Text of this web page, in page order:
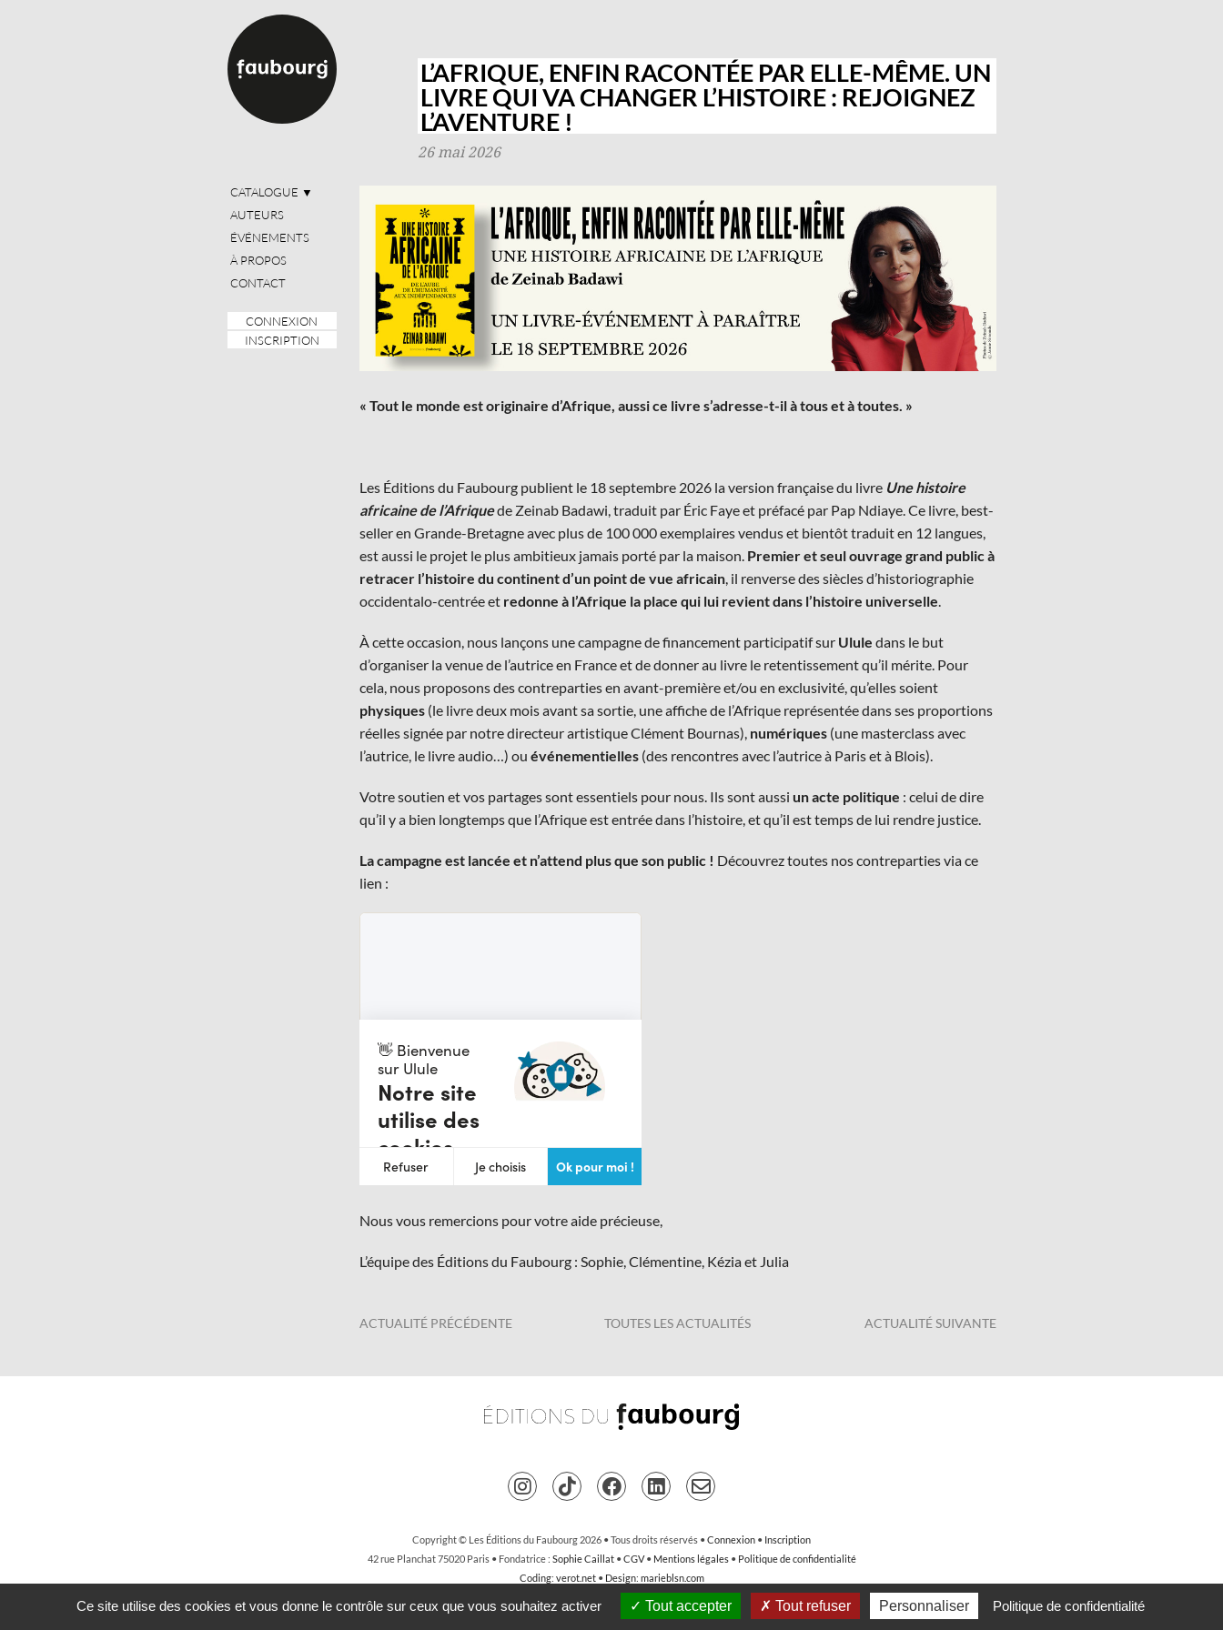
CATALOGUE ▼
AUTEURS
ÉVÉNEMENTS
À PROPOS
CONTACT
CONNEXION
INSCRIPTION
L’AFRIQUE, ENFIN RACONTÉE PAR ELLE-MÊME. UN
LIVRE QUI VA CHANGER L’HISTOIRE : REJOIGNEZ
L’AVENTURE !
26 mai 2026
« Tout le monde est originaire d’Afrique, aussi ce livre s’adresse-t-il à tous et à toutes. »
Les Éditions du Faubourg publient le 18 septembre 2026 la version française du livre Une histoire
africaine de l’Afriquede Zeinab Badawi, traduit par Éric Faye et préfacé par Pap Ndiaye. Ce livre, best-
seller en Grande-Bretagne avec plus de 100 000 exemplaires vendus et bientôt traduit en 12 langues,
est aussi le projet le plus ambitieux jamais porté par la maison.Premier et seul ouvrage grand public à
retracer l’histoire du continent d’un point de vue africain, il renverse des siècles d’historiographie
occidentalo-centrée et redonne à l’Afrique la place qui lui revient dans l’histoire universelle.
À cette occasion, nous lançons une campagne de financement participatif sur Ulule dans le but
d’organiser la venue de l’autrice en France et de donner au livre le retentissement qu’il mérite. Pour
cela, nous proposons des contreparties en avant-première et/ou en exclusivité, qu’elles soient
physiques (le livre deux mois avant sa sortie, une affiche de l’Afrique représentée dans ses proportions
réelles signée par notre directeur artistique Clément Bournas), numériques(une masterclass avec
l’autrice, le livre audio…) ou événementielles(des rencontres avec l’autrice à Paris et à Blois).
Votre soutien et vos partages sont essentiels pour nous. Ils sont aussi un acte politique : celui de dire
qu’il y a bien longtemps que l’Afrique est entrée dans l’histoire, et qu’il est temps de lui rendre justice.
La campagne est lancée et n’attend plus que son public ! Découvrez toutes nos contreparties via ce
lien :
Nous vous remercions pour votre aide précieuse,
L’équipe des Éditions du Faubourg : Sophie, Clémentine, Kézia et Julia
ACTUALITÉ PRÉCÉDENTE TOUTES LES ACTUALITÉS ACTUALITÉ SUIVANTE
Copyright © Les Éditions du Faubourg 2026 • Tous droits réservés • Connexion • Inscription
42 rue Planchat 75020 Paris • Fondatrice : Sophie Caillat• CGV• Mentions légales• Politique de confidentialité
Coding: verot.net• Design: marieblsn.com
Ce site utilise des cookies et vous donne le contrôle sur ceux que vous souhaitez activer Tout accepter Tout refuser Personnaliser Politique de confidentialité